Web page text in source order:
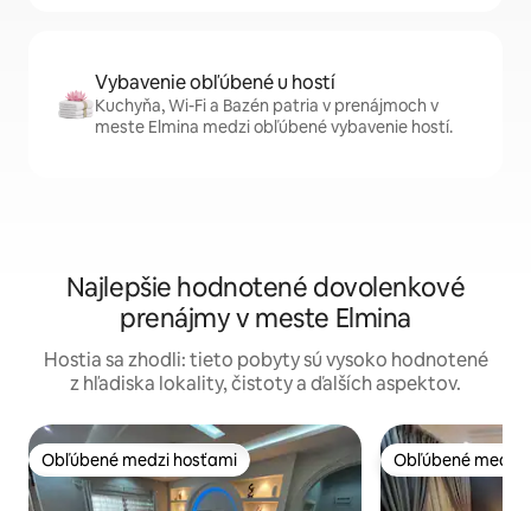
Vybavenie obľúbené u hostí
Kuchyňa, Wi-Fi a Bazén patria v prenájmoch v
meste Elmina medzi obľúbené vybavenie hostí.
Najlepšie hodnotené dovolenkové
prenájmy v meste Elmina
Hostia sa zhodli: tieto pobyty sú vysoko hodnotené
z hľadiska lokality, čistoty a ďalších aspektov.
Obľúbené medzi hosťami
Obľúbené medzi hosťami Obľúbené medzi
Obľúbené medzi